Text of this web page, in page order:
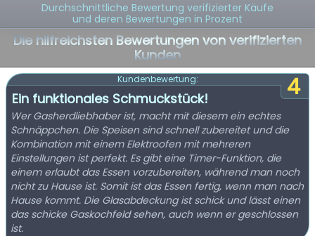
Durchschnittliche Bewertung verifizierter Käufe
und deren Bewertungen in Prozent
Die hilfreichsten Bewertungen von verifizierten
Kunden
4
Kundenbewertung:
Ein funktionales Schmuckstück!
Wer Gasherdliebhaber ist, macht mit diesem ein echtes
Schnäppchen. Die Speisen sind schnell zubereitet und die
Kombination mit einem Elektroofen mit mehreren
Einstellungen ist perfekt. Es gibt eine Timer-Funktion, die
einem erlaubt das Essen vorzubereiten, während man noch
nicht zu Hause ist. Somit ist das Essen fertig, wenn man nach
Hause kommt. Die Glasabdeckung ist schick und lässt einen
das schicke Gaskochfeld sehen, auch wenn er geschlossen
ist.